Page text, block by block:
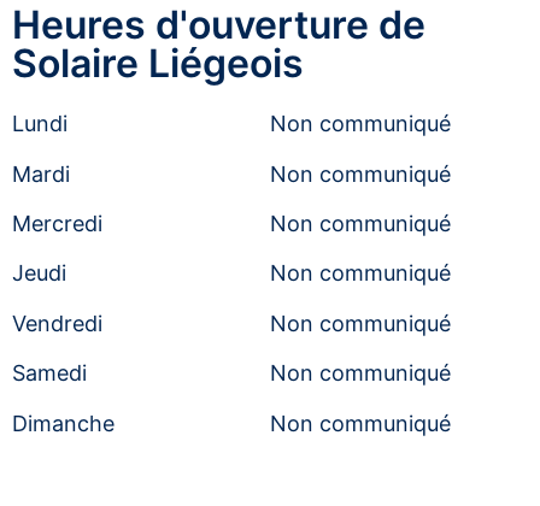
Heures d'ouverture de
Solaire Liégeois
Lundi
Non communiqué
Mardi
Non communiqué
Mercredi
Non communiqué
Jeudi
Non communiqué
Vendredi
Non communiqué
Samedi
Non communiqué
Dimanche
Non communiqué